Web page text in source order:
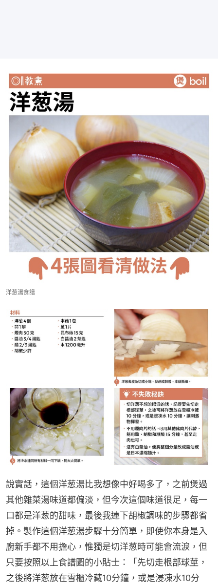
洋葱湯食譜
說實話，這個洋葱湯比我想像中好喝多了，之前煲過
其他雜菜湯味道都偏淡，但今次這個味道很足，每一
口都是洋葱的甜味，最後我連下胡椒調味的步驟都省
掉。製作這個洋葱湯步驟十分簡單，即使你本身是入
廚新手都不用擔心，惟獨是切洋葱時可能會流淚，但
只要按照以上食譜圖的小貼士：「先切走根部球莖，
之後將洋葱放在雪櫃冷藏10分鐘，或是浸凍水10分